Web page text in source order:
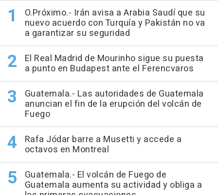
O.Próximo.- Irán avisa a Arabia Saudí que su
nuevo acuerdo con Turquía y Pakistán no va
a garantizar su seguridad
El Real Madrid de Mourinho sigue su puesta
a punto en Budapest ante el Ferencvaros
Guatemala.- Las autoridades de Guatemala
anuncian el fin de la erupción del volcán de
Fuego
Rafa Jódar barre a Musetti y accede a
octavos en Montreal
Guatemala.- El volcán de Fuego de
Guatemala aumenta su actividad y obliga a